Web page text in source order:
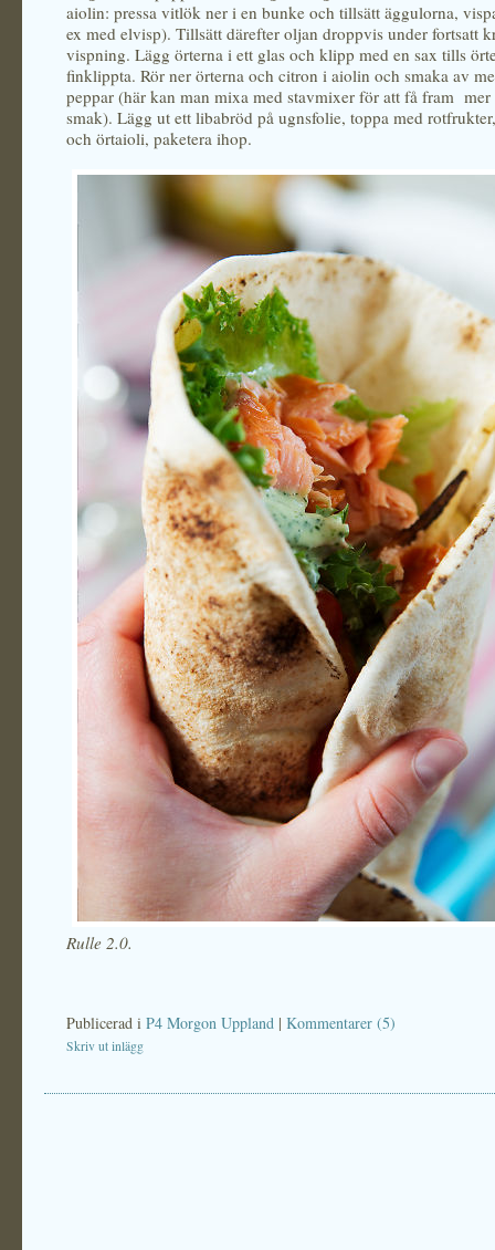
aiolin: pressa vitlök ner i en bunke och tillsätt äggulorna,
ex med elvisp). Tillsätt därefter oljan droppvis under fortsatt
vispning. Lägg örterna i ett glas och klipp med en sax tills
finklippta. Rör ner örterna och citron i aiolin och smaka av
peppar (här kan man mixa med stavmixer för att få fram
smak). Lägg ut ett libabröd på ugnsfolie, toppa med
och örtaioli, paketera ihop.
Rulle 2.0.
Publicerad i P4 Morgon Uppland | Kommentarer (5)
Skriv ut inlägg